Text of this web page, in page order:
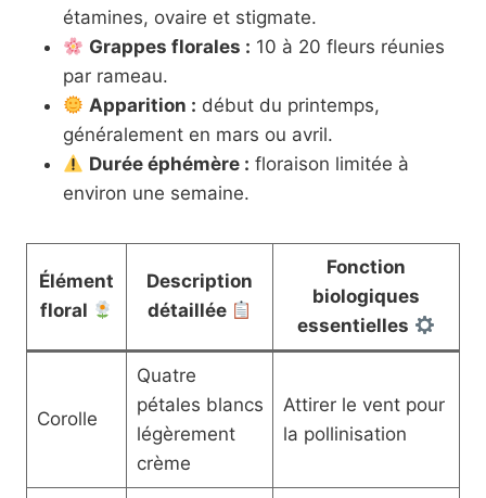
étamines, ovaire et stigmate.
Grappes florales : 10 à 20 fleurs réunies
par rameau.
Apparition : début du printemps,
généralement en mars ou avril.
Durée éphémère : floraison limitée à
environ une semaine.
Élément
floral
Description
détaillée
Fonction
biologiques
essentielles
Corolle
Quatre
pétales blancs
légèrement
crème
Attirer le vent pour
la pollinisation